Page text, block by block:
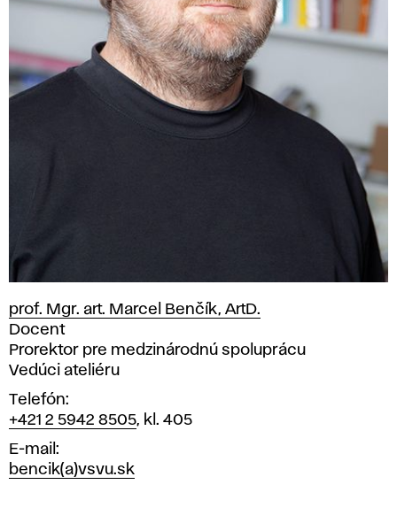
prof. Mgr. art. Marcel Benčík, ArtD.
Pozícia
Docent
Prorektor pre medzinárodnú spoluprácu
Vedúci ateliéru
Telefón
+421 2 5942 8505, kl. 405
E-mail
bencik(a)vsvu.sk